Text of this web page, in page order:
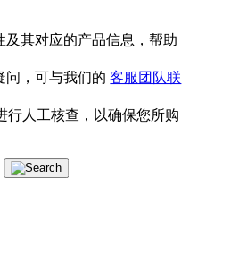
其对应的产品信息，帮助
问，可与我们的客服团队联
行人工核查，以确保您所购